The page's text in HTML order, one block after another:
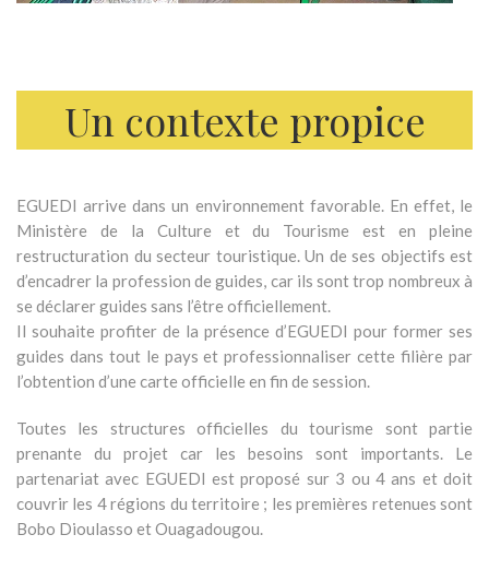
Un contexte propice
EGUEDI arrive dans un environnement favorable. En effet, le
Ministère de la Culture et du Tourisme est en pleine
restructuration du secteur touristique. Un de ses objectifs est
d’encadrer la profession de guides, car ils sont trop nombreux à
se déclarer guides sans l’être officiellement.
Il souhaite profiter de la présence d’EGUEDI pour former ses
guides dans tout le pays et professionnaliser cette filière par
l’obtention d’une carte officielle en fin de session.
Toutes les structures officielles du tourisme sont partie
prenante du projet car les besoins sont importants. Le
partenariat avec EGUEDI est proposé sur 3 ou 4 ans et doit
couvrir les 4 régions du territoire ; les premières retenues sont
Bobo Dioulasso et Ouagadougou.